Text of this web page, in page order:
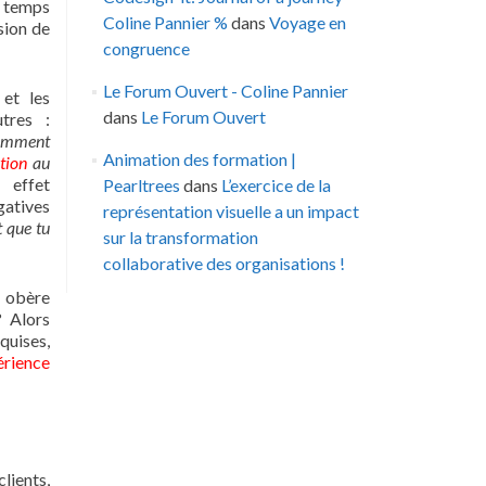
de
et les
:
au
effet
que tu
Alors
Coline Pannier % dans Voyage en
congruence
Le Forum Ouvert - Coline Pannier
dans Le Forum Ouvert
Animation des formation |
Pearltrees dans L’exercice de la
représentation visuelle a un impact
sur la transformation
collaborative des organisations !